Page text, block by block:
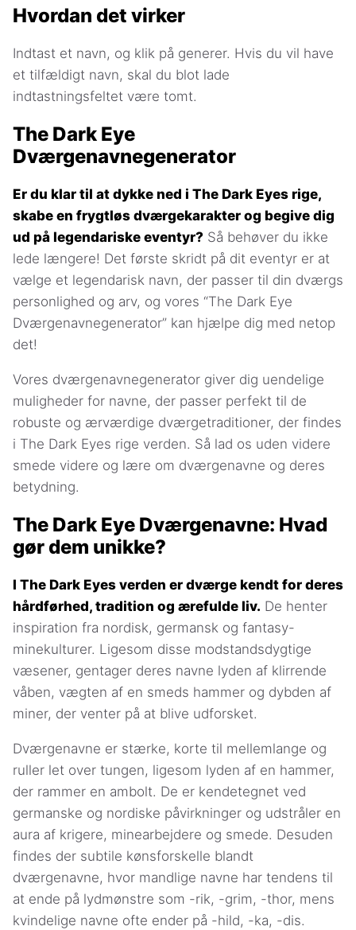
Hvordan det virker
Indtast et navn, og klik på generer. Hvis du vil have
et tilfældigt navn, skal du blot lade
indtastningsfeltet være tomt.
The Dark Eye
Dværgenavnegenerator
Er du klar til at dykke ned i The Dark Eyes rige,
skabe en frygtløs dværgekarakter og begive dig
ud på legendariske eventyr? Så behøver du ikke
lede længere! Det første skridt på dit eventyr er at
vælge et legendarisk navn, der passer til din dværgs
personlighed og arv, og vores “The Dark Eye
Dværgenavnegenerator” kan hjælpe dig med netop
det!
Vores dværgenavnegenerator giver dig uendelige
muligheder for navne, der passer perfekt til de
robuste og ærværdige dværgetraditioner, der findes
i The Dark Eyes rige verden. Så lad os uden videre
smede videre og lære om dværgenavne og deres
betydning.
The Dark Eye Dværgenavne: Hvad
gør dem unikke?
I The Dark Eyes verden er dværge kendt for deres
hårdførhed, tradition og ærefulde liv. De henter
inspiration fra nordisk, germansk og fantasy-
minekulturer. Ligesom disse modstandsdygtige
væsener, gentager deres navne lyden af klirrende
våben, vægten af en smeds hammer og dybden af
miner, der venter på at blive udforsket.
Dværgenavne er stærke, korte til mellemlange og
ruller let over tungen, ligesom lyden af en hammer,
der rammer en ambolt. De er kendetegnet ved
germanske og nordiske påvirkninger og udstråler en
aura af krigere, minearbejdere og smede. Desuden
findes der subtile kønsforskelle blandt
dværgenavne, hvor mandlige navne har tendens til
at ende på lydmønstre som -rik, -grim, -thor, mens
kvindelige navne ofte ender på -hild, -ka, -dis.